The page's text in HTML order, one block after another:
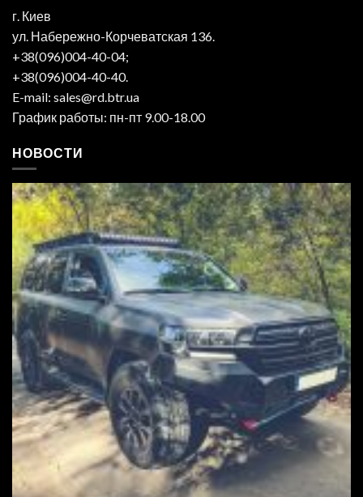
г. Киев
ул. Набережно-Корчеватская 136.
+38(096)004-40-04;
+38(096)004-40-40.
E-mail: sales@rd.btr.ua
График работы: пн-пт 9.00-18.00
НОВОСТИ